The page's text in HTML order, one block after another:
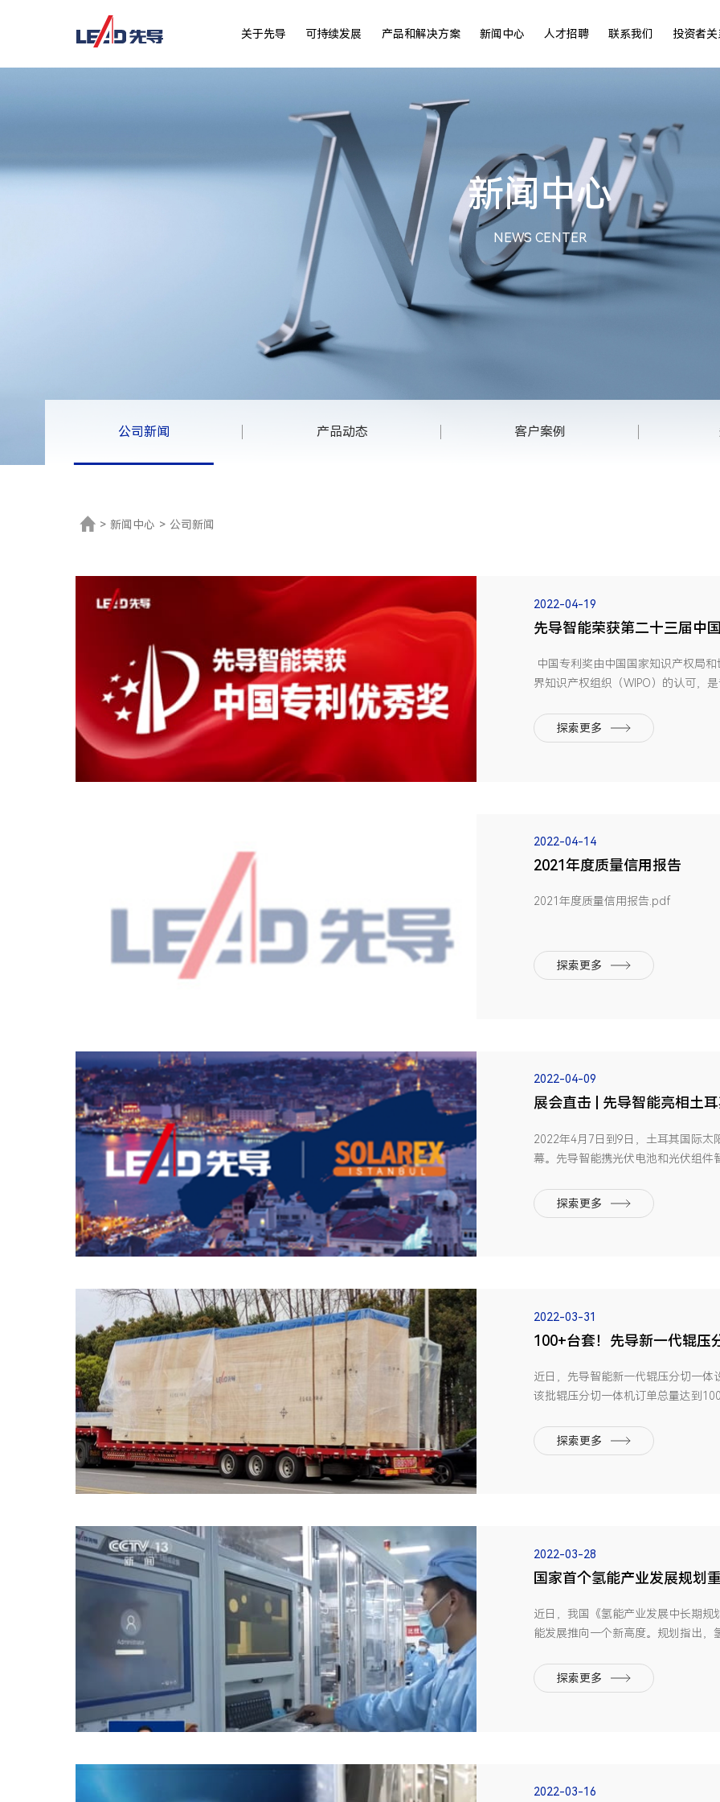
关于先导 可持续发展 产品和解决方案 新闻中心 人才招聘 联系我们 投资者关
新闻中心
NEWS CENTER
公司新闻 产品动态 客户案例
> 新闻中心 > 公司新闻
2022-04-19
先导智能荣获第二十三届中
中国专利奖由中国国家知识产权局
界知识产权组织（WIPO）的认可，
利主要用于新能源汽车动力锂电池的
提高电池...
探索更多
2022-04-14
2021年度质量信用报告
2021年度质量信用报告.pdf
探索更多
2022-04-09
展会直击 | 先导智能亮相土
2022年4月7日到9日，土耳其国际太
幕。先导智能携光伏电池和光伏组件
项目开发，产业发展前景广阔，此次
地区最大的太阳...
探索更多
2022-03-31
100+台套！先导新一代辊压
近日，先导智能新一代辊压分切一体
该批辊压分切一体机订单总量达到
极片制造过程的核心工序，对于锂电
键，由于...
探索更多
2022-03-28
国家首个氢能产业发展规划
近日，我国《氢能产业发展中长期
能发展推向一个新高度。规划指出，
能、工业等领域的多元氢能应用生态
视播出《首个氢...
探索更多
2022-03-16